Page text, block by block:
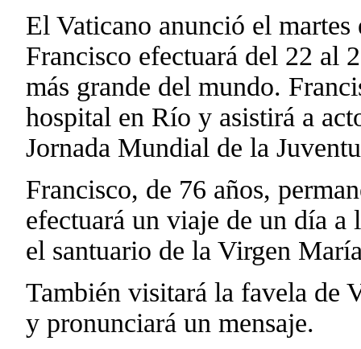
El Vaticano anunció el
Francisco efectuará del 22 al
más grande del mundo.
hospital en Río y asistirá a
Jornada Mundial de la
Francisco, de 76 años,
efectuará un viaje de un día a
el santuario de la Virgen
También visitará la favela de
y pronunciará un mensaje.